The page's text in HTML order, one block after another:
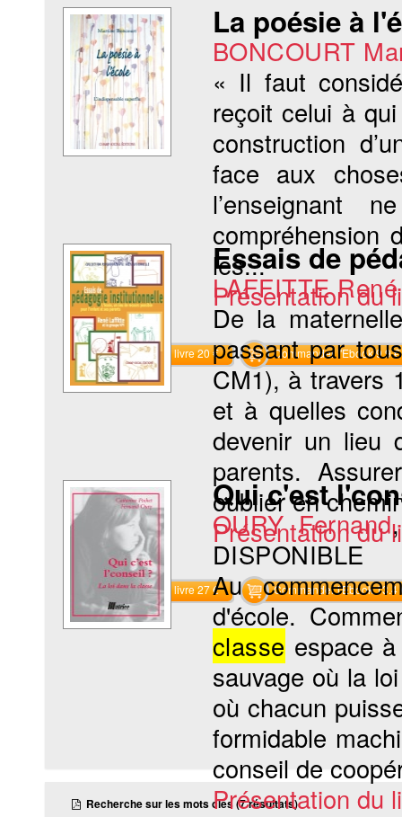
La poésie à
BONCOURT
« Il faut
reçoit celui à
construction
face aux
l’enseignant
compréhension
les...
Présentation du
Commander le livre 20 € Commander l'Ebook 9.9 €
Essais de
LAFFITTE René
De la
passant par
CM1), à travers
et à quelles
devenir un lieu
parents.
oublier en
Présentation du
Commander le livre 27 € Commander l'Ebook 13.4
Qui c'est
OURY Fernand
DISPONIBLE
Au
d'école.
classe espace
sauvage où la
où chacun
formidable
conseil de
Présentation du
Recherche sur les mots clés (7 résultats)